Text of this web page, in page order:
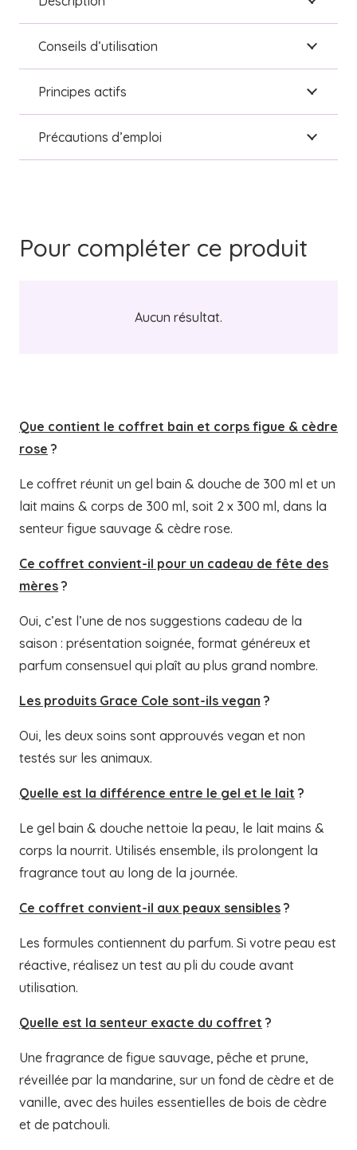
Conseils d’utilisation
Principes actifs
Précautions d’emploi
Pour compléter ce produit
Aucun résultat.
Que contient le coffret bain et corps figue & cèdre
rose ?
Le coffret réunit un gel bain & douche de 300 ml et un
lait mains & corps de 300 ml, soit 2 x 300 ml, dans la
senteur figue sauvage & cèdre rose.
Ce coffret convient-il pour un cadeau de fête des
mères?
Oui, c’est l’une de nos suggestions cadeau de la
saison : présentation soignée, format généreux et
parfum consensuel qui plaît au plus grand nombre.
Les produits Grace Cole sont-ils vegan ?
Oui, les deux soins sont approuvés vegan et non
testés sur les animaux.
Quelle est la différence entre le gel et le lait ?
Le gel bain & douche nettoie la peau, le lait mains &
corps la nourrit. Utilisés ensemble, ils prolongent la
fragrance tout au long de la journée.
Ce coffret convient-il aux peaux sensibles?
Les formules contiennent du parfum. Si votre peau est
réactive, réalisez un test au pli du coude avant
utilisation.
Quelle est la senteur exacte du coffret ?
Une fragrance de figue sauvage, pêche et prune,
réveillée par la mandarine, sur un fond de cèdre et de
vanille, avec des huiles essentielles de bois de cèdre
et de patchouli.